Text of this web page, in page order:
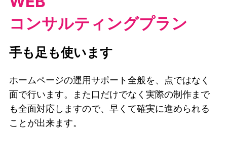
コンサルティングプラン
手も足も使います
ホームページの運用サポート全般を、点ではなく
面で行います。また口だけでなく実際の制作まで
も全面対応しますので、早くて確実に進められる
ことが出来ます。